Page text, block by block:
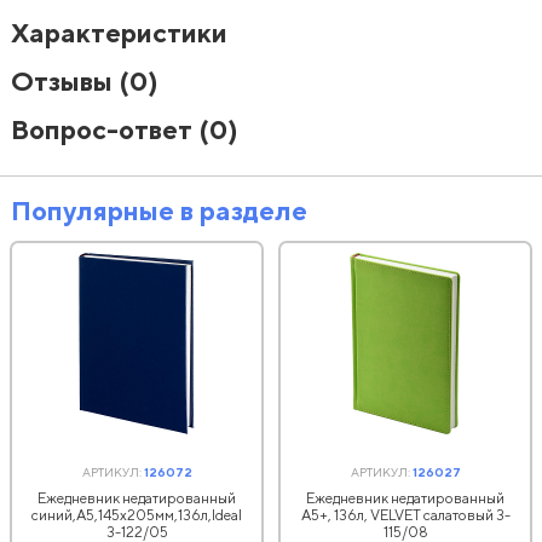
Характеристики
Отзывы (0)
Вопрос-ответ (0)
Популярные в разделе
АРТИКУЛ:126072
Ежедневник недатированный
синий,А5,145х205мм,136л,Ideal
3-122/05
АРТИКУЛ:126027
Ежедневник недатированный
А5+, 136л, VELVET салатовый 3-
115/08